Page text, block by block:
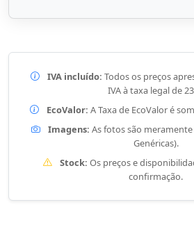
IVA incluído: Todos os preços
IVA à taxa legal de
EcoValor: A Taxa de EcoValor é
Imagens: As fotos são
Genéricas).
Stock: Os preços e
confirmação.